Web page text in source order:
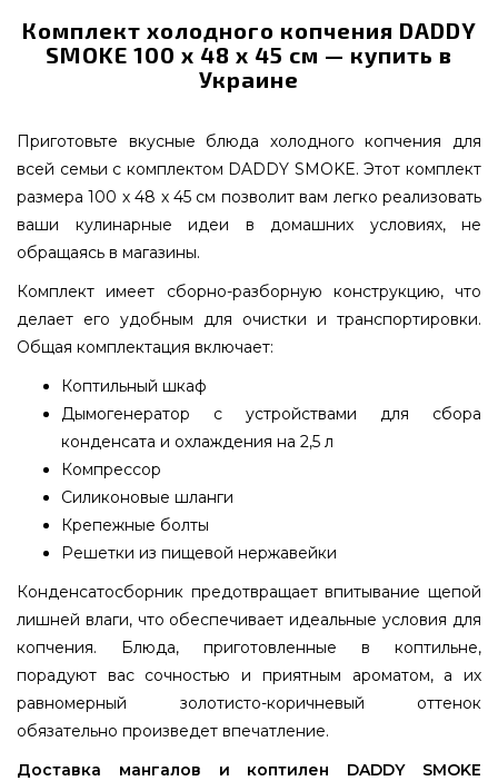
Комплект холодного копчения DADDY
SMOKE 100 х 48 х 45 см — купить в
Украине
Приготовьте вкусные блюда холодного копчения для
всей семьи с комплектом DADDY SMOKE. Этот комплект
размера 100 х 48 х 45 см позволит вам легко реализовать
ваши кулинарные идеи в домашних условиях, не
обращаясь в магазины.
Комплект имеет сборно-разборную конструкцию, что
делает его удобным для очистки и транспортировки.
Общая комплектация включает:
Коптильный шкаф
Дымогенератор с устройствами для сбора
конденсата и охлаждения на 2,5 л
Компрессор
Силиконовые шланги
Крепежные болты
Решетки из пищевой нержавейки
Конденсатосборник предотвращает впитывание щепой
лишней влаги, что обеспечивает идеальные условия для
копчения. Блюда, приготовленные в коптильне,
порадуют вас сочностью и приятным ароматом, а их
равномерный золотисто-коричневый оттенок
обязательно произведет впечатление.
Доставка мангалов и коптилен DADDY SMOKE